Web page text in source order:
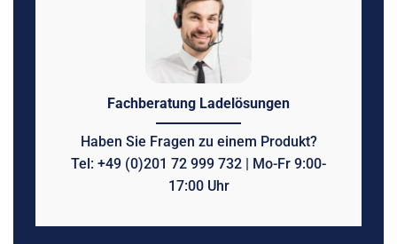
Fachberatung Ladelösungen
Haben Sie Fragen zu einem Produkt?
Tel: +49 (0)201 72 999 732 | Mo-Fr 9:00-
17:00 Uhr